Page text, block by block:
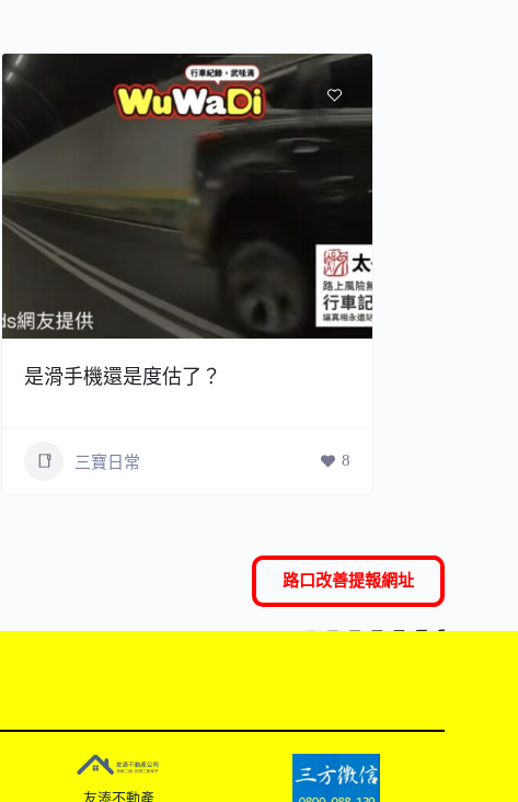
是滑手機還是度估了？
三寶日常 8
路口改善提報網址
友溙不動產